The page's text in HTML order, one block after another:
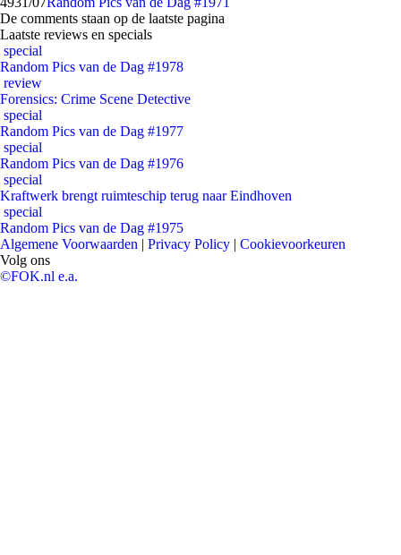
De comments staan op de laatste pagina
Laatste reviews en specials
special
Random Pics van de Dag #1978
review
Forensics: Crime Scene Detective
special
Random Pics van de Dag #1977
special
Random Pics van de Dag #1976
special
Kraftwerk brengt ruimteschip terug naar Eindhoven
special
Random Pics van de Dag #1975
Algemene Voorwaarden | Privacy Policy | Cookievoorkeuren
Volg ons
©FOK.nl e.a.